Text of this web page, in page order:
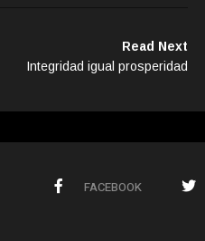
Read Next
Integridad igual prosperidad
FACEBOOK